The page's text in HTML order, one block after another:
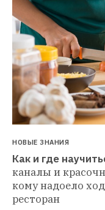
НОВЫЕ ЗНАНИЯ
Как и где
каналы и
кому надоело
ресторан